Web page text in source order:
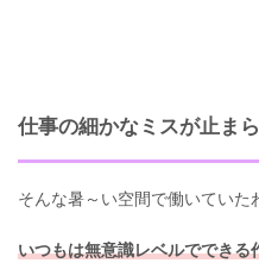
仕事の細かなミスが止ま
そんな暑～い空間で働いていた
いつもは無意識レベルででき